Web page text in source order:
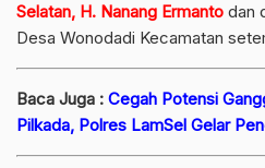
Selatan, H. Nanang Ermanto dan
Desa Wonodadi Kecamatan
Baca Juga : Cegah Potensi
Pilkada, Polres LamSel Gelar